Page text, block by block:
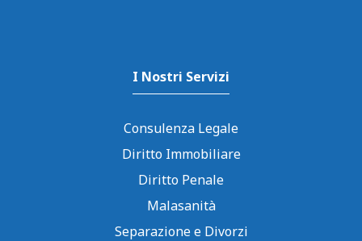
I Nostri Servizi
Consulenza Legale
Diritto Immobiliare
Diritto Penale
Malasanità
Separazione e Divorzi